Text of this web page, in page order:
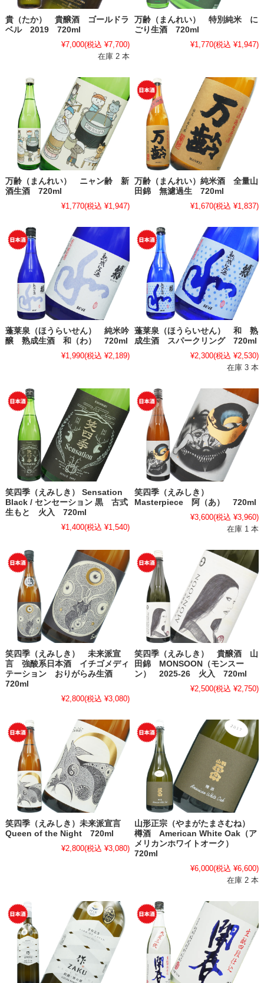
貴（たか） 貴醸酒 ゴールドラ
ベル 2019 720ml
¥7,000(税込 ¥7,700)
在庫 2 本
万齢（まんれい） 特別純米 に
ごり生酒 720ml
¥1,770(税込 ¥1,947)
万齢（まんれい） ニャン齢 新
酒生酒 720ml
¥1,770(税込 ¥1,947)
万齢（まんれい）純米酒 全量山
田錦 無濾過生 720ml
¥1,670(税込 ¥1,837)
蓬莱泉（ほうらいせん） 純米吟
醸 熟成生酒 和（わ） 720ml
¥1,990(税込 ¥2,189)
蓬莱泉（ほうらいせん） 和 熟
成生酒 スパークリング 720ml
¥2,300(税込 ¥2,530)
在庫 3 本
笑四季（えみしき） Sensation
Black / センセーション 黒 古式
生もと 火入 720ml
¥1,400(税込 ¥1,540)
笑四季（えみしき）
Masterpiece 阿（あ） 720ml
¥3,600(税込 ¥3,960)
在庫 1 本
笑四季（えみしき） 未来派宣
言 強酸系日本酒 イチゴメディ
テーション おりがらみ生酒
720ml
¥2,800(税込 ¥3,080)
笑四季（えみしき） 貴醸酒 山
田錦 MONSOON（モンスー
ン） 2025-26 火入 720ml
¥2,500(税込 ¥2,750)
笑四季（えみしき）未来派宣言
Queen of the Night 720ml
¥2,800(税込 ¥3,080)
山形正宗（やまがたまさむね）
樽酒 American White Oak（ア
メリカンホワイトオーク）
720ml
¥6,000(税込 ¥6,600)
在庫 2 本